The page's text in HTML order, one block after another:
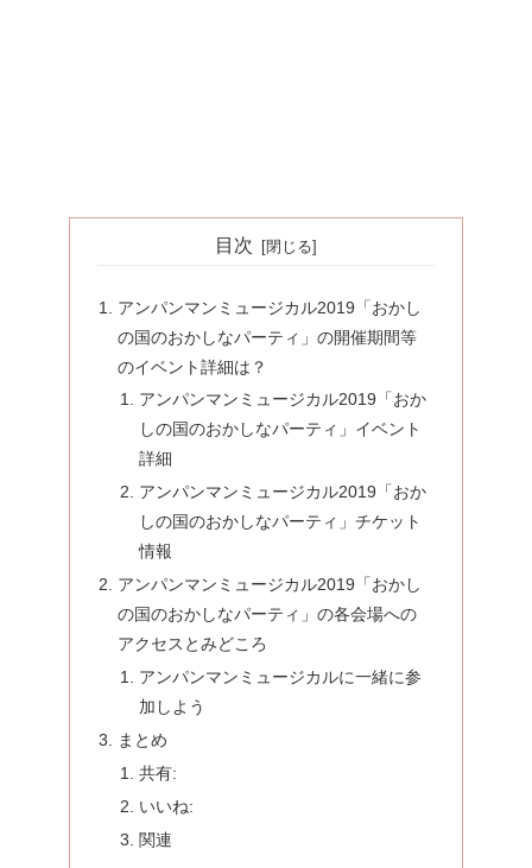
目次
アンパンマンミュージカル2019「おかし
の国のおかしなパーティ」の開催期間等
のイベント詳細は？
アンパンマンミュージカル2019「おか
しの国のおかしなパーティ」イベント
詳細
アンパンマンミュージカル2019「おか
しの国のおかしなパーティ」チケット
情報
アンパンマンミュージカル2019「おかし
の国のおかしなパーティ」の各会場への
アクセスとみどころ
アンパンマンミュージカルに一緒に参
加しよう
まとめ
共有:
いいね:
関連